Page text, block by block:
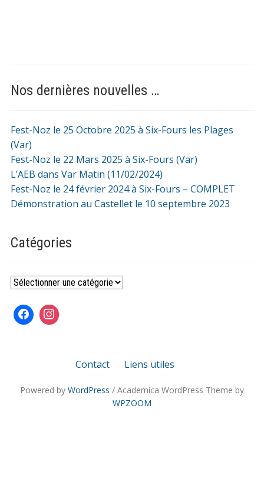
Nos dernières nouvelles …
Fest-Noz le 25 Octobre 2025 à Six-Fours les Plages
(Var)
Fest-Noz le 22 Mars 2025 à Six-Fours (Var)
L’AEB dans Var Matin (11/02/2024)
Fest-Noz le 24 février 2024 à Six-Fours – COMPLET
Démonstration au Castellet le 10 septembre 2023
Catégories
Catégories
Contact Liens utiles
Powered by WordPress / Academica WordPress Theme by
WPZOOM